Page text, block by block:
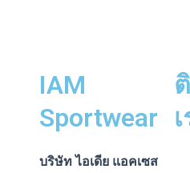
IAM
Sportwear
บริษัท ไอเดีย แอคเซส